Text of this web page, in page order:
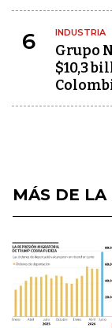
6 INDUSTRIA
Grupo
$10,3
MÁS DE